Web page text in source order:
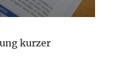
kurzer